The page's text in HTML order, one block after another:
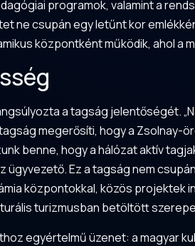
programok, valamint a
ne csupán egy letűnt kor
központként működik, ahol a
a tagság jelentőségét.
megerősíti, hogy a
benne, hogy a hálózat aktív
Ez a tagság nem
központokkal, közös projektek
turizmusban betöltött
egyértelmű üzenet: a magyar